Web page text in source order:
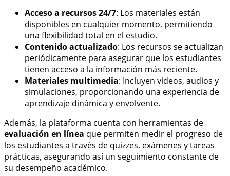
Acceso a recursos 24/7: Los materiales están
disponibles en cualquier momento, permitiendo
una flexibilidad total en el estudio.
Contenido actualizado: Los recursos se actualizan
periódicamente para asegurar que los estudiantes
tienen acceso a la información más reciente.
Materiales multimedia: Incluyen videos, audios y
simulaciones, proporcionando una experiencia de
aprendizaje dinámica y envolvente.
Además, la plataforma cuenta con herramientas de
evaluación en línea que permiten medir el progreso de
los estudiantes a través de quizzes, exámenes y tareas
prácticas, asegurando así un seguimiento constante de
su desempeño académico.